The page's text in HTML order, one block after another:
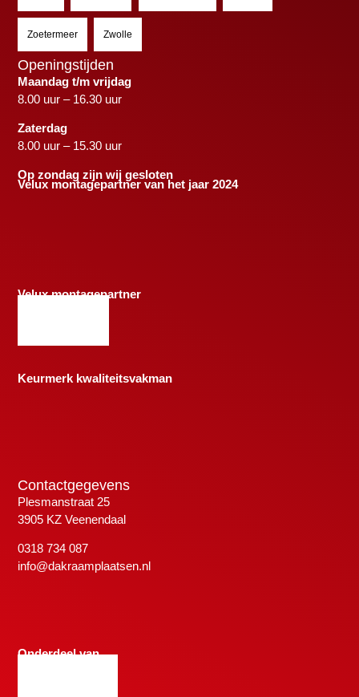
Zoetermeer Zwolle
Openingstijden
Maandag t/m vrijdag
8.00 uur – 16.30 uur
Zaterdag
8.00 uur – 15.30 uur
Op zondag zijn wij gesloten
Velux montagepartner van het jaar 2024
Velux montagepartner
Keurmerk kwaliteitsvakman
Contactgegevens
Plesmanstraat 25
3905 KZ Veenendaal
0318 734 087
info@dakraamplaatsen.nl
Onderdeel van